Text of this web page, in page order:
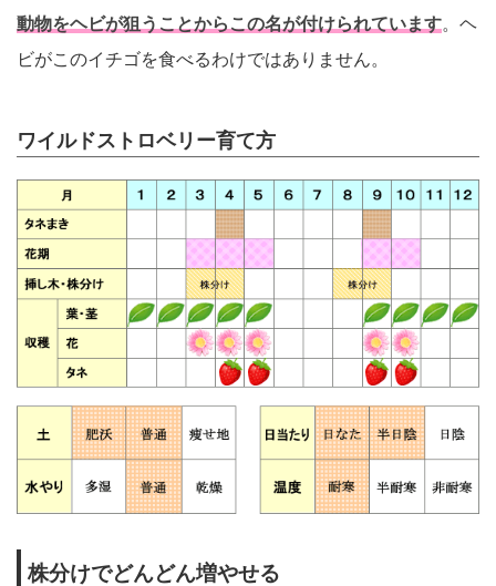
動物をヘビが狙うことからこの名が付けられています。ヘ
ビがこのイチゴを食べるわけではありません。
ワイルドストロベリー育て方
株分けでどんどん増やせる